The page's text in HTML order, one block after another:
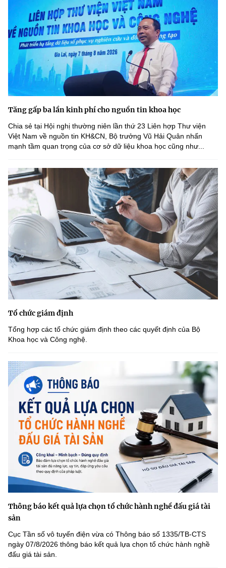
Tăng gấp ba lần kinh phí cho nguồn tin khoa học
Chia sẻ tại Hội nghị thường niên lần thứ 23 Liên hợp Thư viện
Việt Nam về nguồn tin KH&CN, Bộ trưởng Vũ Hải Quân nhấn
mạnh tầm quan trọng của cơ sở dữ liệu khoa học cũng như...
Tổ chức giám định
Tổng hợp các tổ chức giám định theo các quyết định của Bộ
Khoa học và Công nghệ.
Thông báo kết quả lựa chọn tổ chức hành nghề đấu giá tài
sản
Cục Tần số vô tuyến điện vừa có Thông báo số 1335/TB-CTS
ngày 07/8/2026 thông báo kết quả lựa chọn tổ chức hành nghề
đấu giá tài sản.